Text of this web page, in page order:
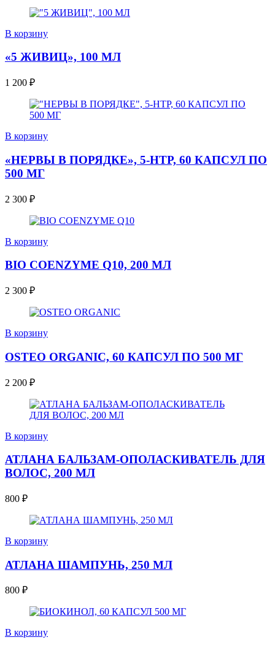
В корзину
«5 ЖИВИЦ», 100 МЛ
1 200 ₽
В корзину
«НЕРВЫ В ПОРЯДКЕ», 5-HTP, 60 КАПСУЛ ПО
500 МГ
2 300 ₽
В корзину
BIO COENZYME Q10, 200 МЛ
2 300 ₽
В корзину
OSTEO ORGANIC, 60 КАПСУЛ ПО 500 МГ
2 200 ₽
В корзину
АТЛАНА БАЛЬЗАМ-ОПОЛАСКИВАТЕЛЬ ДЛЯ
ВОЛОС, 200 МЛ
800 ₽
В корзину
АТЛАНА ШАМПУНЬ, 250 МЛ
800 ₽
В корзину